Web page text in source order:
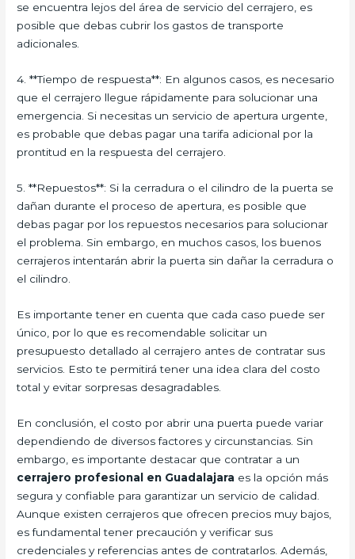
se encuentra lejos del área de servicio del cerrajero, es
posible que debas cubrir los gastos de transporte
adicionales.
4. **Tiempo de respuesta**: En algunos casos, es necesario
que el cerrajero llegue rápidamente para solucionar una
emergencia. Si necesitas un servicio de apertura urgente,
es probable que debas pagar una tarifa adicional por la
prontitud en la respuesta del cerrajero.
5. **Repuestos**: Si la cerradura o el cilindro de la puerta se
dañan durante el proceso de apertura, es posible que
debas pagar por los repuestos necesarios para solucionar
el problema. Sin embargo, en muchos casos, los buenos
cerrajeros intentarán abrir la puerta sin dañar la cerradura o
el cilindro.
Es importante tener en cuenta que cada caso puede ser
único, por lo que es recomendable solicitar un
presupuesto detallado al cerrajero antes de contratar sus
servicios. Esto te permitirá tener una idea clara del costo
total y evitar sorpresas desagradables.
En conclusión, el costo por abrir una puerta puede variar
dependiendo de diversos factores y circunstancias. Sin
embargo, es importante destacar que contratar a un
cerrajero profesional en Guadalajara es la opción más
segura y confiable para garantizar un servicio de calidad.
Aunque existen cerrajeros que ofrecen precios muy bajos,
es fundamental tener precaución y verificar sus
credenciales y referencias antes de contratarlos. Además,